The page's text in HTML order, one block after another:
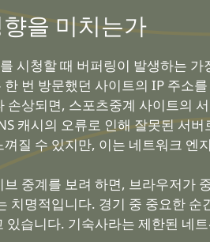
을 미치는가
시청할 때 버퍼링이 발생하는
번 방문했던 사이트의 IP 주소
상되면, 스포츠중계 사이트의
캐시의 오류로 인해 잘못된 서
질 수 있지만, 이는 네트워크 엔
중계를 보려 하면, 브라우저가
명적입니다. 경기 중 중요한
습니다. 기숙사라는 제한된 네